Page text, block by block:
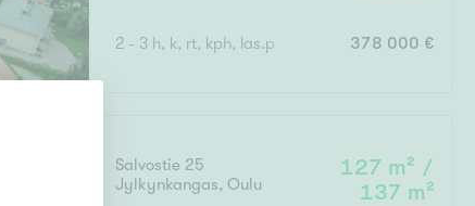
2 - 3 h, k, rt, kph, las.p 378 000 €
Salvostie 25
Jylkynkangas, Oulu
127 m² /
137 m²